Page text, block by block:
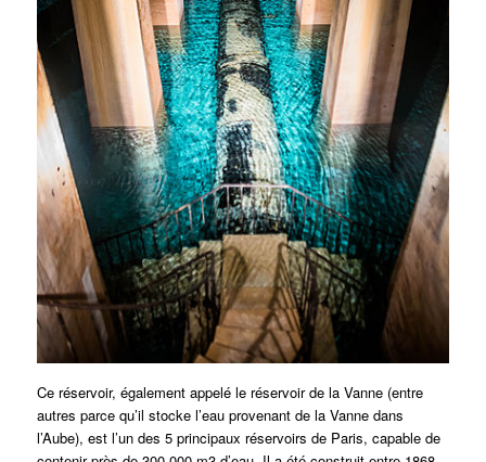
Ce réservoir, également appelé le réservoir de la Vanne (entre
autres parce qu’il stocke l’eau provenant de la Vanne dans
l’Aube), est l’un des 5 principaux réservoirs de Paris, capable de